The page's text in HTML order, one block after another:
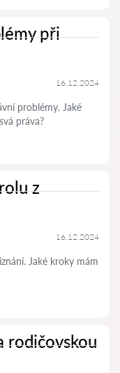
při
16.12.2024
problémy. Jaké
práva?
z
16.12.2024
Jaké kroky mám
rodičovskou